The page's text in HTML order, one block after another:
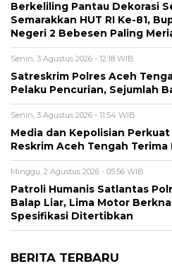
Berkeliling Pantau Dekorasi
Semarakkan HUT RI Ke-81,
Negeri 2 Bebesen Paling
Senin, 3 Agustus 2026 - 12:18 WIB
Satreskrim Polres Aceh
Pelaku Pencurian, Sejumlah
Senin, 3 Agustus 2026 - 11:54 WIB
Media dan Kepolisian
Reskrim Aceh Tengah Terima
Minggu, 2 Agustus 2026 - 05:56 WIB
Patroli Humanis Satlantas
Balap Liar, Lima Motor
Spesifikasi Ditertibkan
BERITA TERBARU